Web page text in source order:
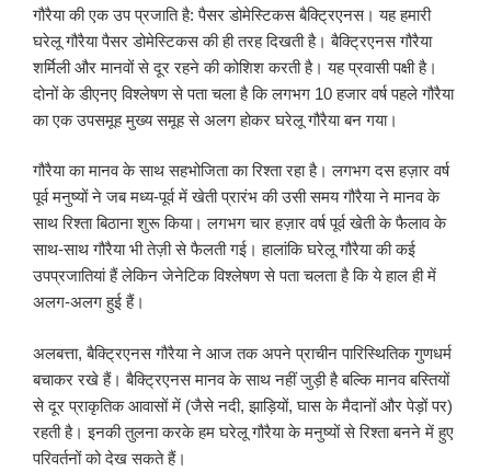
गौरैया की एक उप प्रजाति है: पैसर डोमेस्टिकस बैक्ट्रिएनस। यह हमारी
घरेलू गौरैया पैसर डोमेस्टिकस की ही तरह दिखती है। बैक्ट्रिएनस गौरैया
शर्मिली और मानवों से दूर रहने की कोशिश करती है। यह प्रवासी पक्षी है।
दोनों के डीएनए विश्लेषण से पता चला है कि लगभग 10 हजार वर्ष पहले गौरैया
का एक उपसमूह मुख्य समूह से अलग होकर घरेलू गौरैया बन गया।
गौरैया का मानव के साथ सहभोजिता का रिश्ता रहा है। लगभग दस हज़ार वर्ष
पूर्व मनुष्यों ने जब मध्य-पूर्व में खेती प्रारंभ की उसी समय गौरैया ने मानव के
साथ रिश्ता बिठाना शुरू किया। लगभग चार हज़ार वर्ष पूर्व खेती के फैलाव के
साथ-साथ गौरैया भी तेज़ी से फैलती गई। हालांकि घरेलू गौरैया की कई
उपप्रजातियां हैं लेकिन जेनेटिक विश्लेषण से पता चलता है कि ये हाल ही में
अलग-अलग हुई हैं।
अलबत्ता, बैक्ट्रिएनस गौरैया ने आज तक अपने प्राचीन पारिस्थितिक गुणधर्म
बचाकर रखे हैं। बैक्ट्रिएनस मानव के साथ नहीं जुड़ी है बल्कि मानव बस्तियों
से दूर प्राकृतिक आवासों में (जैसे नदी, झाड़ियों, घास के मैदानों और पेड़ों पर)
रहती है। इनकी तुलना करके हम घरेलू गौरैया के मनुष्यों से रिश्ता बनने में हुए
परिवर्तनों को देख सकते हैं।